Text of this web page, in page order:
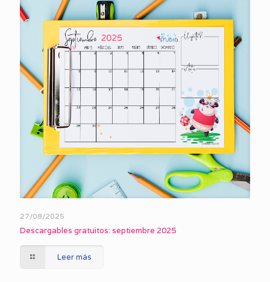
27/08/2025
Descargables gratuitos: septiembre 2025
Leer más